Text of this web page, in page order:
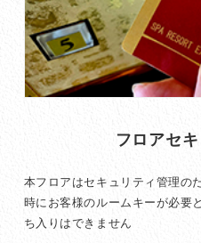
フロアセ
本フロアはセキュリティ管理の
時にお客様のルームキーが必要
ち入りはできません